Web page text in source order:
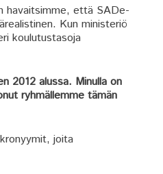
havaitsimme, että SADe-
Kun ministeriö
koulutustasoja
2012 alussa. Minulla on
ryhmällemme tämän
joita